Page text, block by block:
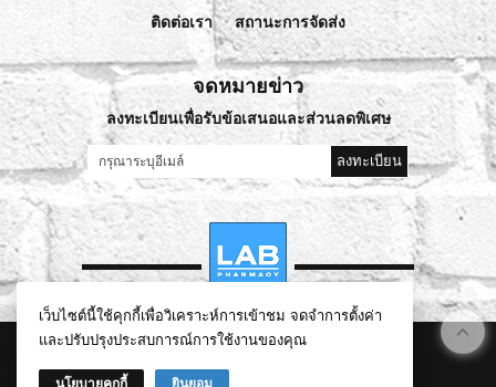
ติดต่อเรา สถานะการจัดส่ง
จดหมายข่าว
ลงทะเบียนเพื่อรับข้อเสนอและส่วนลดพิเศษ
ลงทะเบียน
©2026lablivehealthy.com All Rights Reserved.
เว็บไซต์นี้ใช้คุกกี้เพื่อวิเคราะห์การเข้าชม จดจำการตั้งค่า
และปรับปรุงประสบการณ์การใช้งานของคุณ
นโยบายคุกกี้ ยินยอม